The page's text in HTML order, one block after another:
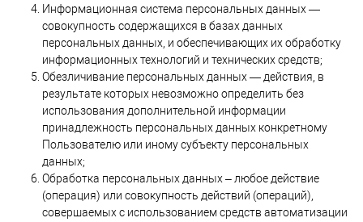
Информационная система персональных данных —
совокупность содержащихся в базах данных
персональных данных, и обеспечивающих их обработку
информационных технологий и технических средств;
Обезличивание персональных данных — действия, в
результате которых невозможно определить без
использования дополнительной информации
принадлежность персональных данных конкретному
Пользователю или иному субъекту персональных
данных;
Обработка персональных данных – любое действие
(операция) или совокупность действий (операций),
совершаемых с использованием средств автоматизации